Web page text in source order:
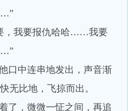
我要报仇哈哈……我要
中连串地发出，声音渐
无比地，飞掠而出。
，微微一怔之间，再追